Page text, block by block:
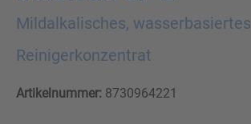
Mildalkalisches, wasserbasiertes
Reinigerkonzentrat
Artikelnummer: 8730964221